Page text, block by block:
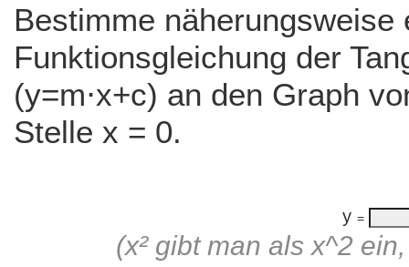
Bestimme näherungsweise
Funktionsgleichung der
(y=m⋅x+c) an den Graph
Stelle x = 0.
y =
(x² gibt man als x^2